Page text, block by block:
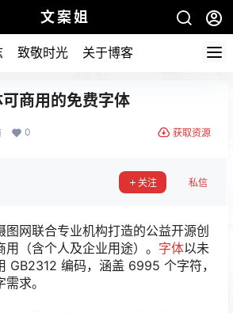
文案姐
致敬时光 关于博客
商用的免费字体
0 获取资源
关注 私信
网联合专业机构打造的公益开源创
（含个人及企业用途）。 字体以未
GB2312 编码，涵盖 6995 个字符，
求。